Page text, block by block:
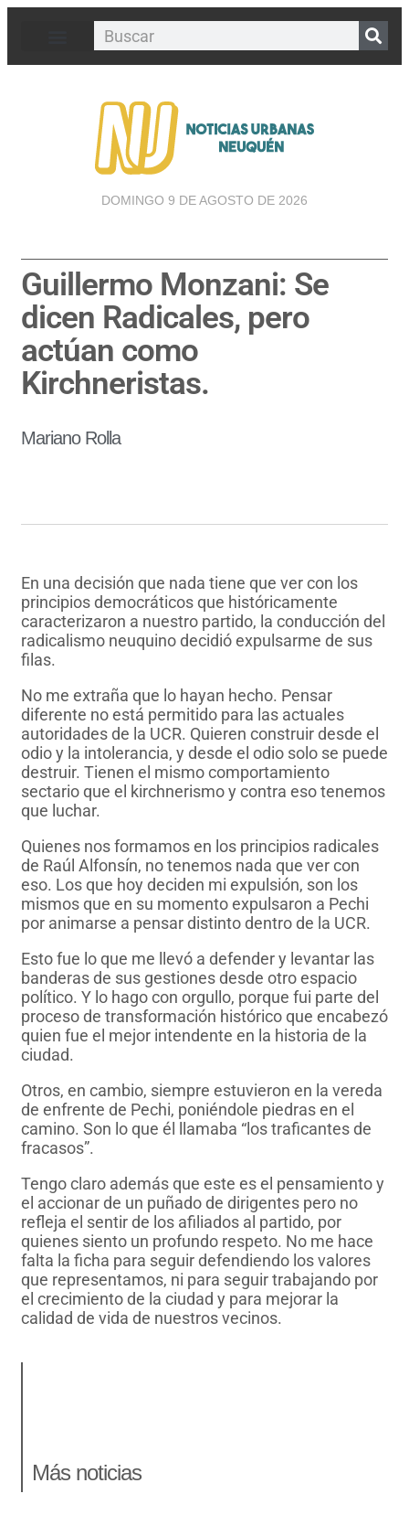
DOMINGO 9 DE AGOSTO DE 2026
Guillermo Monzani: Se
dicen Radicales, pero
actúan como
Kirchneristas.
Mariano Rolla
En una decisión que nada tiene que ver con los
principios democráticos que históricamente
caracterizaron a nuestro partido, la conducción del
radicalismo neuquino decidió expulsarme de sus
filas.
No me extraña que lo hayan hecho. Pensar
diferente no está permitido para las actuales
autoridades de la UCR. Quieren construir desde el
odio y la intolerancia, y desde el odio solo se puede
destruir. Tienen el mismo comportamiento
sectario que el kirchnerismo y contra eso tenemos
que luchar.
Quienes nos formamos en los principios radicales
de Raúl Alfonsín, no tenemos nada que ver con
eso. Los que hoy deciden mi expulsión, son los
mismos que en su momento expulsaron a Pechi
por animarse a pensar distinto dentro de la UCR.
Esto fue lo que me llevó a defender y levantar las
banderas de sus gestiones desde otro espacio
político. Y lo hago con orgullo, porque fui parte del
proceso de transformación histórico que encabezó
quien fue el mejor intendente en la historia de la
ciudad.
Otros, en cambio, siempre estuvieron en la vereda
de enfrente de Pechi, poniéndole piedras en el
camino. Son lo que él llamaba “los traficantes de
fracasos”.
Tengo claro además que este es el pensamiento y
el accionar de un puñado de dirigentes pero no
refleja el sentir de los afiliados al partido, por
quienes siento un profundo respeto. No me hace
falta la ficha para seguir defendiendo los valores
que representamos, ni para seguir trabajando por
el crecimiento de la ciudad y para mejorar la
calidad de vida de nuestros vecinos.
Más noticias